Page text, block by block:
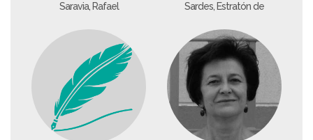
Saravia, Rafael Sardes, Estratón de